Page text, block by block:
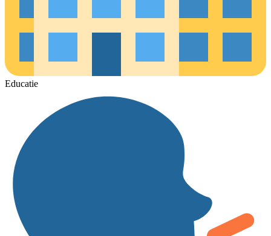
Educatie